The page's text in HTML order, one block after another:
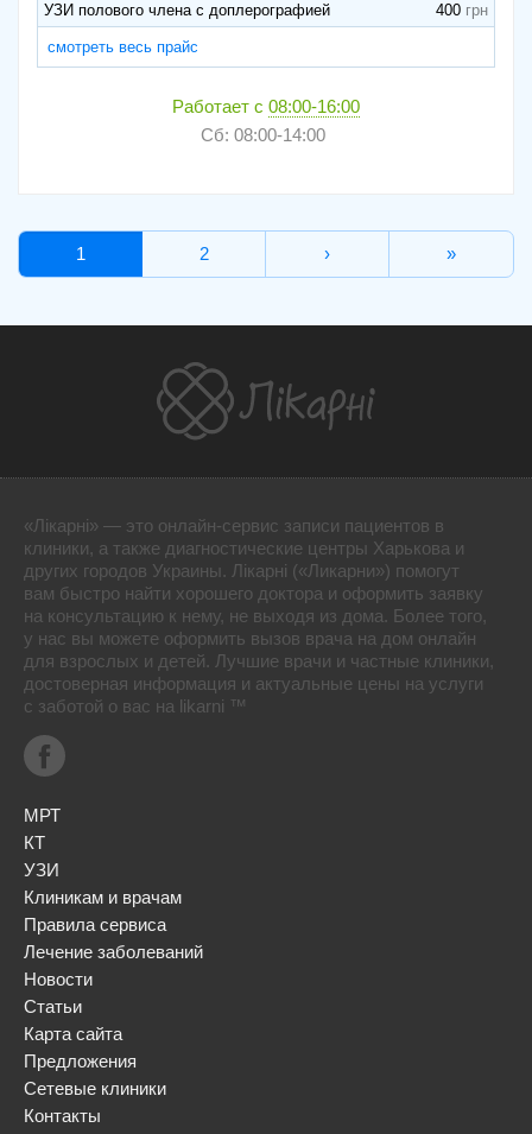
УЗИ полового члена с доплерографией 400
смотреть весь прайс
Работает с 08:00-16:00
Сб: 08:00-14:00
1 2 › »
«Лікарні» — это онлайн-сервис записи пациентов в
клиники, а также диагностические центры Харькова и
других городов Украины. Лікарні («Ликарни») помогут
вам быстро найти хорошего доктора и оформить заявку
на консультацию к нему, не выходя из дома. Более того,
у нас вы можете оформить вызов врача на дом онлайн
для взрослых и детей. Лучшие врачи и частные клиники,
достоверная информация и актуальные цены на услуги
с заботой о вас на likarni ™
МРТ
КТ
УЗИ
Клиникам и врачам
Правила сервиса
Лечение заболеваний
Новости
Статьи
Карта сайта
Предложения
Сетевые клиники
Контакты